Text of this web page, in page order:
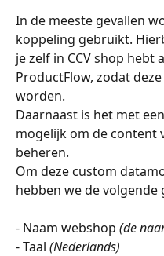
In de meeste gevallen
koppeling gebruikt.
je zelf in CCV shop hebt
ProductFlow, zodat
worden.
Daarnaast is het met
mogelijk om de content
beheren.
Om deze custom
hebben we de volgende
- Naam webshop (de
- Taal (Nederlands)